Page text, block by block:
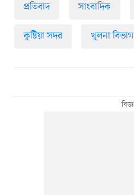
প্রতিবাদ সাংবাদিক
কুষ্টিয়া সদর খুলনা বিভাগ